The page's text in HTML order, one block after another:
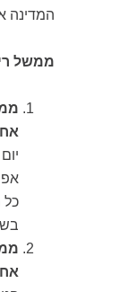
המדינה
ממשל
כל